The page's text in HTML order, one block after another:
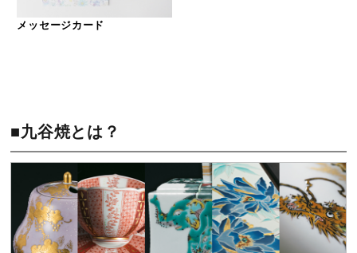
メッセージカード
■九谷焼とは？